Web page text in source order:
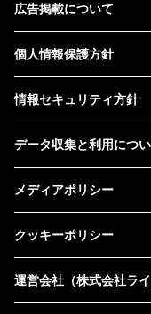
広告掲載について
個人情報保護方針
情報セキュリティ方針
データ収集と利用につ
メディアポリシー
クッキーポリシー
運営会社（株式会社ライ